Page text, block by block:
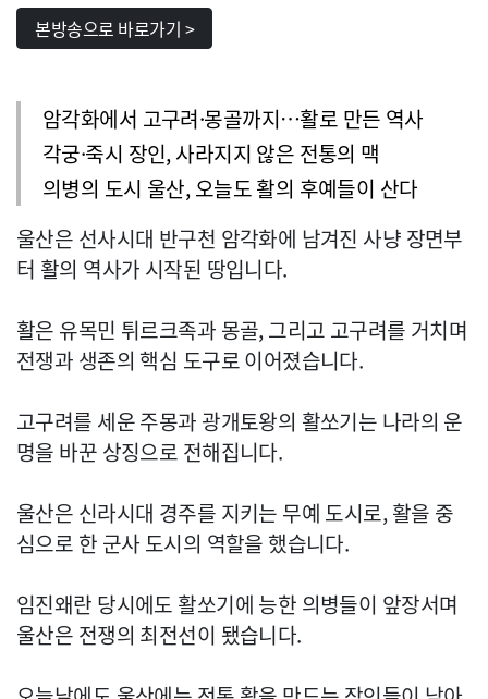
본방송으로 바로가기 >
암각화에서 고구려·몽골까지…활로 만든 역사
각궁·죽시 장인, 사라지지 않은 전통의 맥
의병의 도시 울산, 오늘도 활의 후예들이 산다
울산은 선사시대 반구천 암각화에 남겨진 사냥 장면부
터 활의 역사가 시작된 땅입니다.
활은 유목민 튀르크족과 몽골, 그리고 고구려를 거치며
전쟁과 생존의 핵심 도구로 이어졌습니다.
고구려를 세운 주몽과 광개토왕의 활쏘기는 나라의 운
명을 바꾼 상징으로 전해집니다.
울산은 신라시대 경주를 지키는 무예 도시로, 활을 중
심으로 한 군사 도시의 역할을 했습니다.
임진왜란 당시에도 활쏘기에 능한 의병들이 앞장서며
울산은 전쟁의 최전선이 됐습니다.